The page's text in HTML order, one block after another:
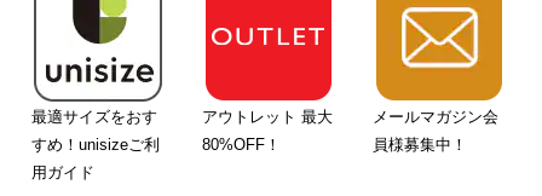
最適サイズをおす
すめ！unisizeご利
用ガイド
アウトレット 最大
80%OFF！
メールマガジン会
員様募集中！